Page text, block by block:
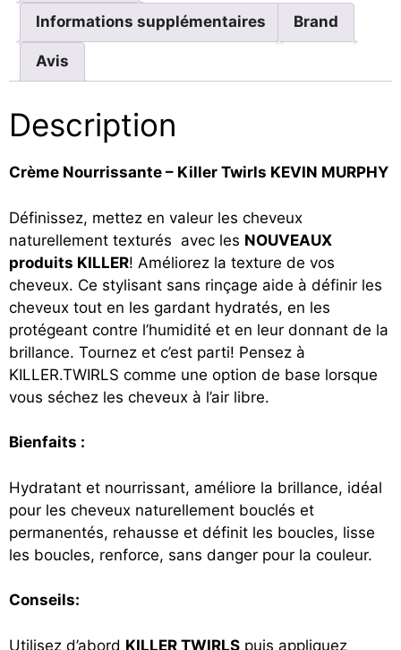
Informations supplémentaires Brand
Avis
Description
Crème Nourrissante – Killer Twirls KEVIN MURPHY
Définissez, mettez en valeur les cheveux
naturellement texturés avec les NOUVEAUX
produits KILLER! Améliorez la texture de vos
cheveux. Ce stylisant sans rinçage aide à définir les
cheveux tout en les gardant hydratés, en les
protégeant contre l’humidité et en leur donnant de la
brillance. Tournez et c’est parti! Pensez à
KILLER.TWIRLS comme une option de base lorsque
vous séchez les cheveux à l’air libre.
Bienfaits :
Hydratant et nourrissant, améliore la brillance, idéal
pour les cheveux naturellement bouclés et
permanentés, rehausse et définit les boucles, lisse
les boucles, renforce, sans danger pour la couleur.
Conseils:
Utilisez d’abord KILLER TWIRLS puis appliquez